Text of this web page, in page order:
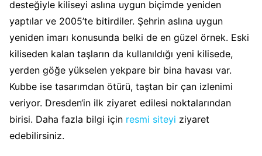
desteğiyle kiliseyi aslına uygun biçimde yeniden
yaptılar ve 2005’te bitirdiler. Şehrin aslına uygun
yeniden imarı konusunda belki de en güzel örnek. Eski
kiliseden kalan taşların da kullanıldığı yeni kilisede,
yerden göğe yükselen yekpare bir bina havası var.
Kubbe ise tasarımdan ötürü, taştan bir çan izlenimi
veriyor. Dresden‘in ilk ziyaret edilesi noktalarından
birisi. Daha fazla bilgi için resmi siteyi ziyaret
edebilirsiniz.